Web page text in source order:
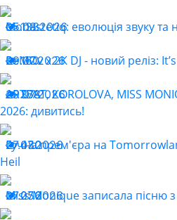
05.08.2026
133
Monastetiq: еволюція звуку та
29.07.2026
160
ReMOv x 2K DJ - новий реліз:
29.07.2026
378
ARTBAT, KOROLOVA, MISS
2026: дивитись!
27.07.2026
430
Гучна прем'єра на
Heil
27.07.2026
256
Miss Monique записала пісню